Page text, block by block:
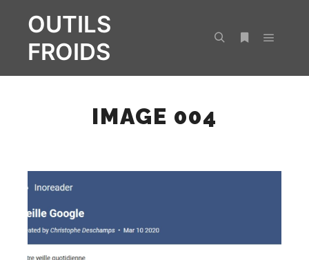
OUTILS
FROIDS
IMAGE 004